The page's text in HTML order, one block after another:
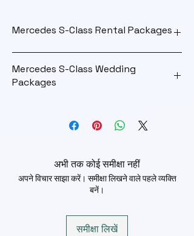
Mercedes S-Class Rental Packages
Outstation
Package
Driver Allowance Rs. 1000
Mercedes S-Class Wedding
Packages
Maximum KM 100 km
अभी तक कोई समीक्षा नहीं
अपने विचार साझा करें। समीक्षा लिखने वाले पहले व्यक्ति
बनें।
समीक्षा लिखें